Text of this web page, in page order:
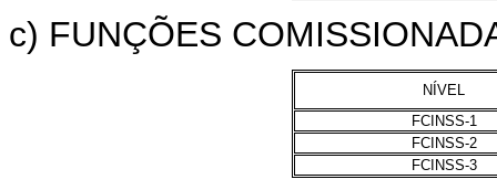
c) FUNÇÕES
NÍVEL
FCINSS-1
FCINSS-2
FCINSS-3